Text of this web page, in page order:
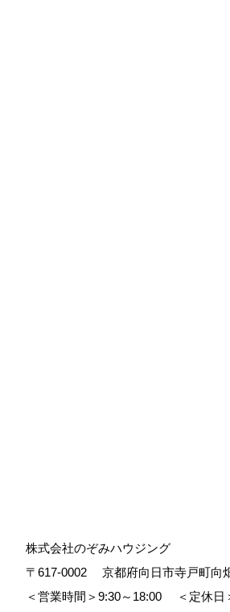
株式会社のぞみハウジング
〒617-0002
京都府向日市寺戸町向
＜営業時間＞9:30～18:00
＜定休日